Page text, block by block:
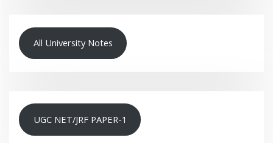
All University Notes
UGC NET/JRF PAPER-1